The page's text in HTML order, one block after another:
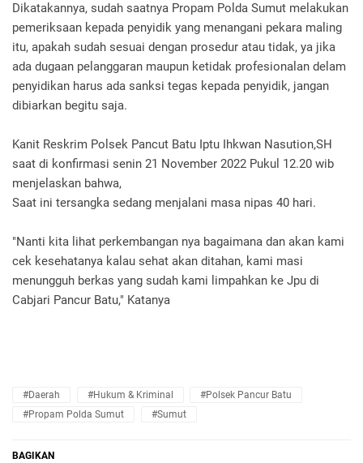
Dikatakannya, sudah saatnya Propam Polda Sumut melakukan
pemeriksaan kepada penyidik yang menangani pekara maling
itu, apakah sudah sesuai dengan prosedur atau tidak, ya jika
ada dugaan pelanggaran maupun ketidak profesionalan delam
penyidikan harus ada sanksi tegas kepada penyidik, jangan
dibiarkan begitu saja.
Kanit Reskrim Polsek Pancut Batu Iptu Ihkwan Nasution,SH
saat di konfirmasi senin 21 November 2022 Pukul 12.20 wib
menjelaskan bahwa,
Saat ini tersangka sedang menjalani masa nipas 40 hari.
"Nanti kita lihat perkembangan nya bagaimana dan akan kami
cek kesehatanya kalau sehat akan ditahan, kami masi
menungguh berkas yang sudah kami limpahkan ke Jpu di
Cabjari Pancur Batu," Katanya
#Daerah #Hukum & Kriminal
#Polsek Pancur Batu
#Propam Polda Sumut
#Sumut
BAGIKAN